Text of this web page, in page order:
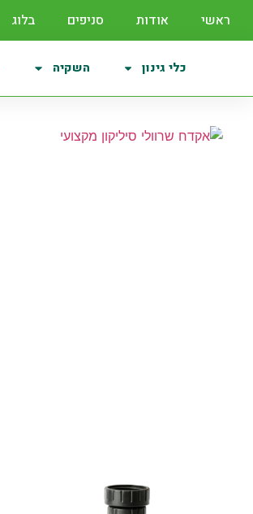
ראשי אודות סניפים בלוג
כלי גינון השקיה